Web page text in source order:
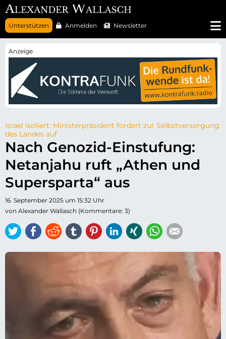
N
a
v
r
s
p
n
g
e
n
Unterstützen Anmelden Newsletter
Israel isoliert: Ministerpräsident fordert zur Selbstversorgung
des Landes auf
Nach Genozid-Einstufung:
Netanjahu ruft „Athen und
Supersparta“ aus
16. September 2025 um 15:32 Uhr
von Alexander Wallasch (Kommentare: 3)
TwitterFacebook
ReddittumblrPinterestLinkedIn
Xing WhatsApp